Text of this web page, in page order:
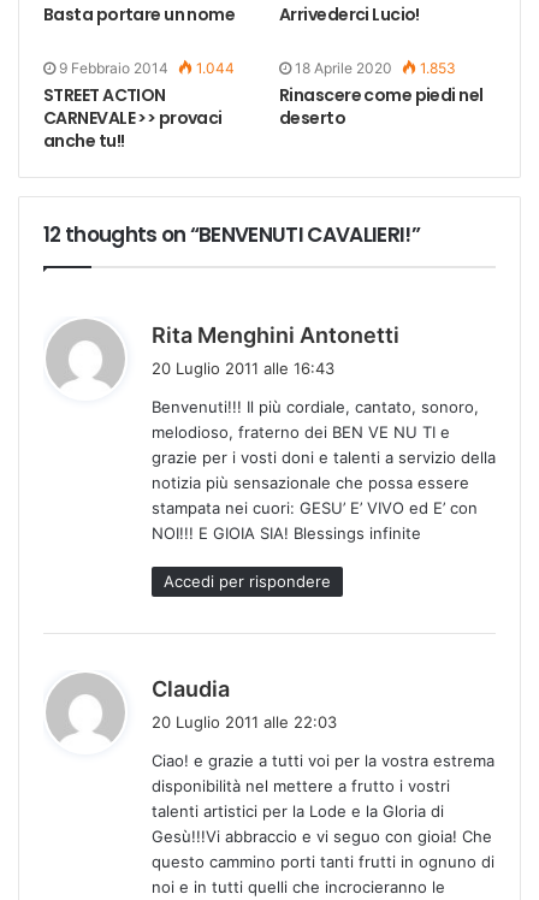
Basta portare un nome Arrivederci Lucio!
9 Febbraio 2014 1.044
STREET ACTION
CARNEVALE >> provaci
anche tu!!
18 Aprile 2020 1.853
Rinascere come piedi nel
deserto
12 thoughts on “BENVENUTI CAVALIERI!”
Rita Menghini Antonetti
e
t
t
o
:
20 Luglio 2011 alle 16:43
Benvenuti!!! Il più cordiale, cantato, sonoro,
melodioso, fraterno dei BEN VE NU TI e
grazie per i vosti doni e talenti a servizio della
notizia più sensazionale che possa essere
stampata nei cuori: GESU’ E’ VIVO ed E’ con
NOI!!! E GIOIA SIA! Blessings infinite
Accedi per rispondere
Claudia
e
t
t
20 Luglio 2011 alle 22:03
Ciao! e grazie a tutti voi per la vostra estrema
disponibilità nel mettere a frutto i vostri
talenti artistici per la Lode e la Gloria di
Gesù!!!Vi abbraccio e vi seguo con gioia! Che
questo cammino porti tanti frutti in ognuno di
noi e in tutti quelli che incrocieranno le